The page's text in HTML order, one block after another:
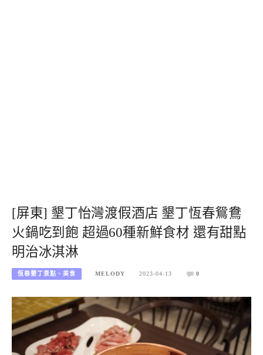
[屏東] 墾丁怡灣渡假酒店 墾丁恆春鴛鴦
火鍋吃到飽 超過60種新鮮食材 還有甜點
明治冰淇淋
恆春墾丁景點、美食 MELODY 2023-04-13 0